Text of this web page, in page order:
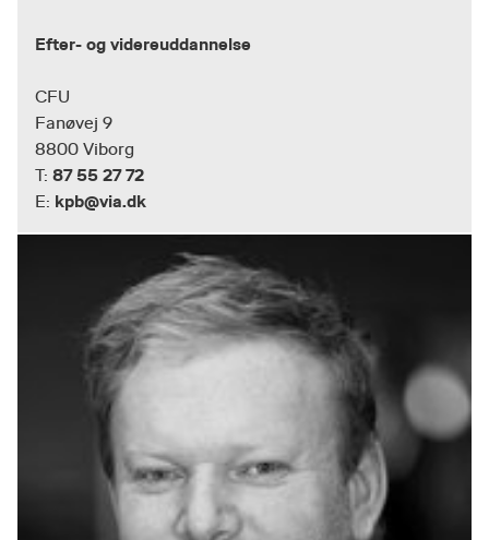
Efter- og videreuddannelse
CFU
Fanøvej 9
8800 Viborg
T: 87 55 27 72
E: kpb@via.dk